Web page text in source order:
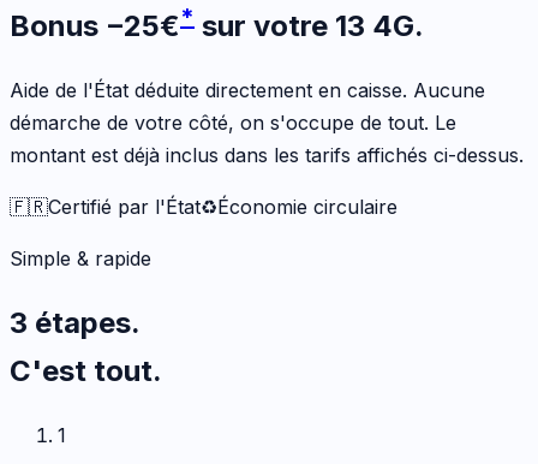
Bonus −25€* sur votre 13 4G.
Aide de l'État déduite directement en caisse. Aucune
démarche de votre côté, on s'occupe de tout. Le
montant est déjà inclus dans les tarifs affichés ci-dessus.
🇫🇷Certifié par l'État♻️Économie circulaire
Simple & rapide
3 étapes.
C'est tout.
1